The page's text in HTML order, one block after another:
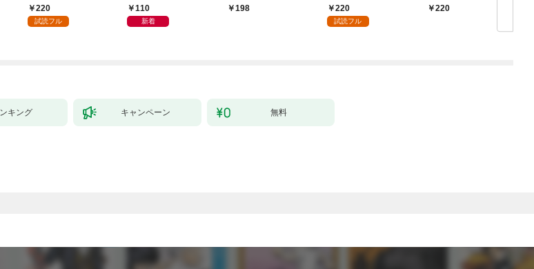
う(1)
220
試読フル
執愛で私を蝕む～
（1）
110
新着
198
ッチすぎる！~(1)
220
試読フル
閨指導係なのに、彼の
220
キング キャンペーン 無料